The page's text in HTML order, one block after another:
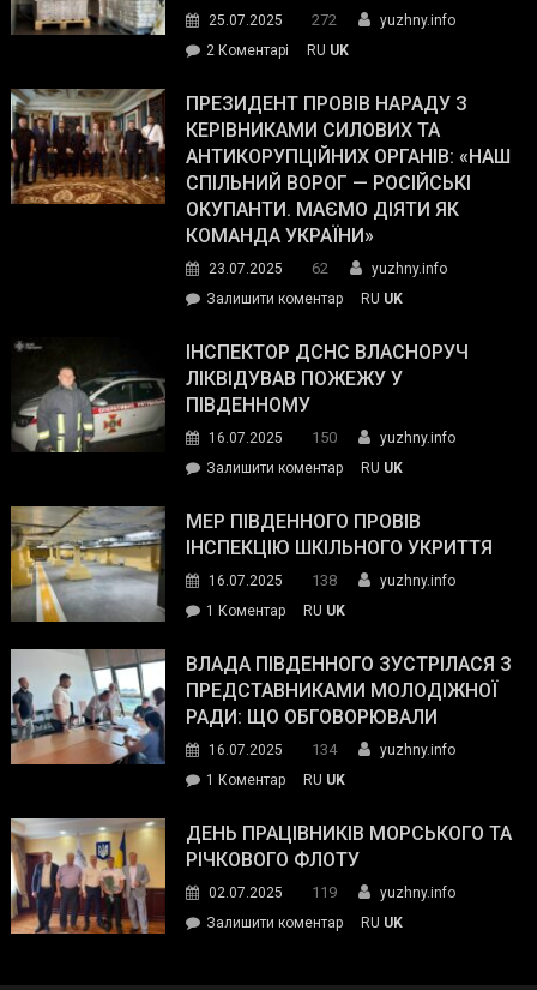
The
Street
Journal.
25.07.2025 272
yuzhny.info
2 Коментарі
Південному
працівникам
ОПЗ
з
матеріального
резерву
гуманітарну
допомогу
RU UK
ПРЕЗИДЕНТ ПРОВІВ НАРАДУ З
КЕРІВНИКАМИ СИЛОВИХ ТА
АНТИКОРУПЦІЙНИХ ОРГАНІВ: «НАШ
СПІЛЬНИЙ ВОРОГ — РОСІЙСЬКІ
ОКУПАНТИ. МАЄМО ДІЯТИ ЯК
КОМАНДА УКРАЇНИ»
23.07.2025 62
yuzhny.info
Залишити коментарon
провів
нараду
силових
та
органів:
«Наш
спільний
окупанти.
Маємо
діяти
команда
RU UK
ІНСПЕКТОР ДСНС ВЛАСНОРУЧ
ЛІКВІДУВАВ ПОЖЕЖУ У
ПІВДЕННОМУ
16.07.2025 150
yuzhny.info
Залишити коментарon
ДСНС
власноруч
пожежу
у
RU UK
МЕР ПІВДЕННОГО ПРОВІВ
ІНСПЕКЦІЮ ШКІЛЬНОГО УКРИТТЯ
16.07.2025 138
yuzhny.info
1 Коментардо
Південного
провів
інспекцію
укриття
RU UK
ВЛАДА ПІВДЕННОГО ЗУСТРІЛАСЯ З
ПРЕДСТАВНИКАМИ МОЛОДІЖНОЇ
РАДИ: ЩО ОБГОВОРЮВАЛИ
16.07.2025 134
yuzhny.info
1 Коментардо
Південного
зустрілася
представниками
молодіжної
RU UK
ДЕНЬ ПРАЦІВНИКІВ МОРСЬКОГО ТА
РІЧКОВОГО ФЛОТУ
02.07.2025 119
yuzhny.info
Залишити коментарon
RU UK